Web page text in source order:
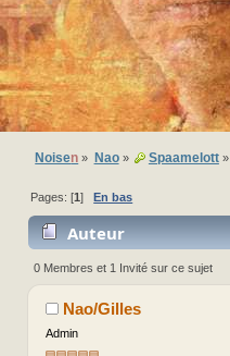
Noisen » Nao» Spaamelott»
Pages: [1]En bas
Auteur
0 Membres et 1 Invité sur ce sujet
Nao/Gilles
Admin